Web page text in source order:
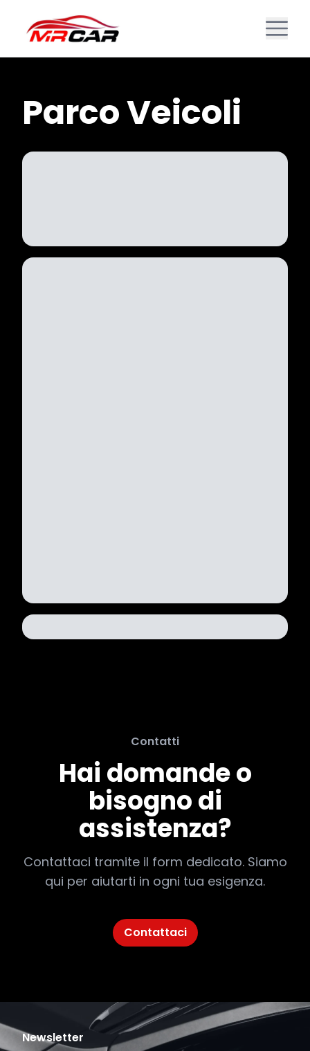
Parco Veicoli
Contatti
Hai domande o
bisogno di
assistenza?
Contattaci tramite il form dedicato. Siamo
qui per aiutarti in ogni tua esigenza.
Contattaci
Newsletter